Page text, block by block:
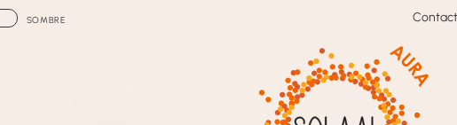
SOMBRE